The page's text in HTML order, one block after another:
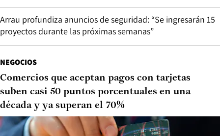
Arrau profundiza anuncios de seguridad: “Se ingresarán 15
proyectos durante las próximas semanas”
NEGOCIOS
Comercios que aceptan pagos con tarjetas
suben casi 50 puntos porcentuales en una
década y ya superan el 70%